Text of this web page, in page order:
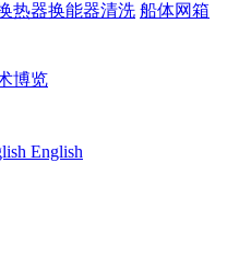
热器换能器清洗 船体网箱
博览
English